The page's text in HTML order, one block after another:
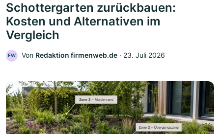
Schottergarten zurückbauen:
Kosten und Alternativen im
Vergleich
FW Von Redaktion firmenweb.de ‧ 23. Juli 2026